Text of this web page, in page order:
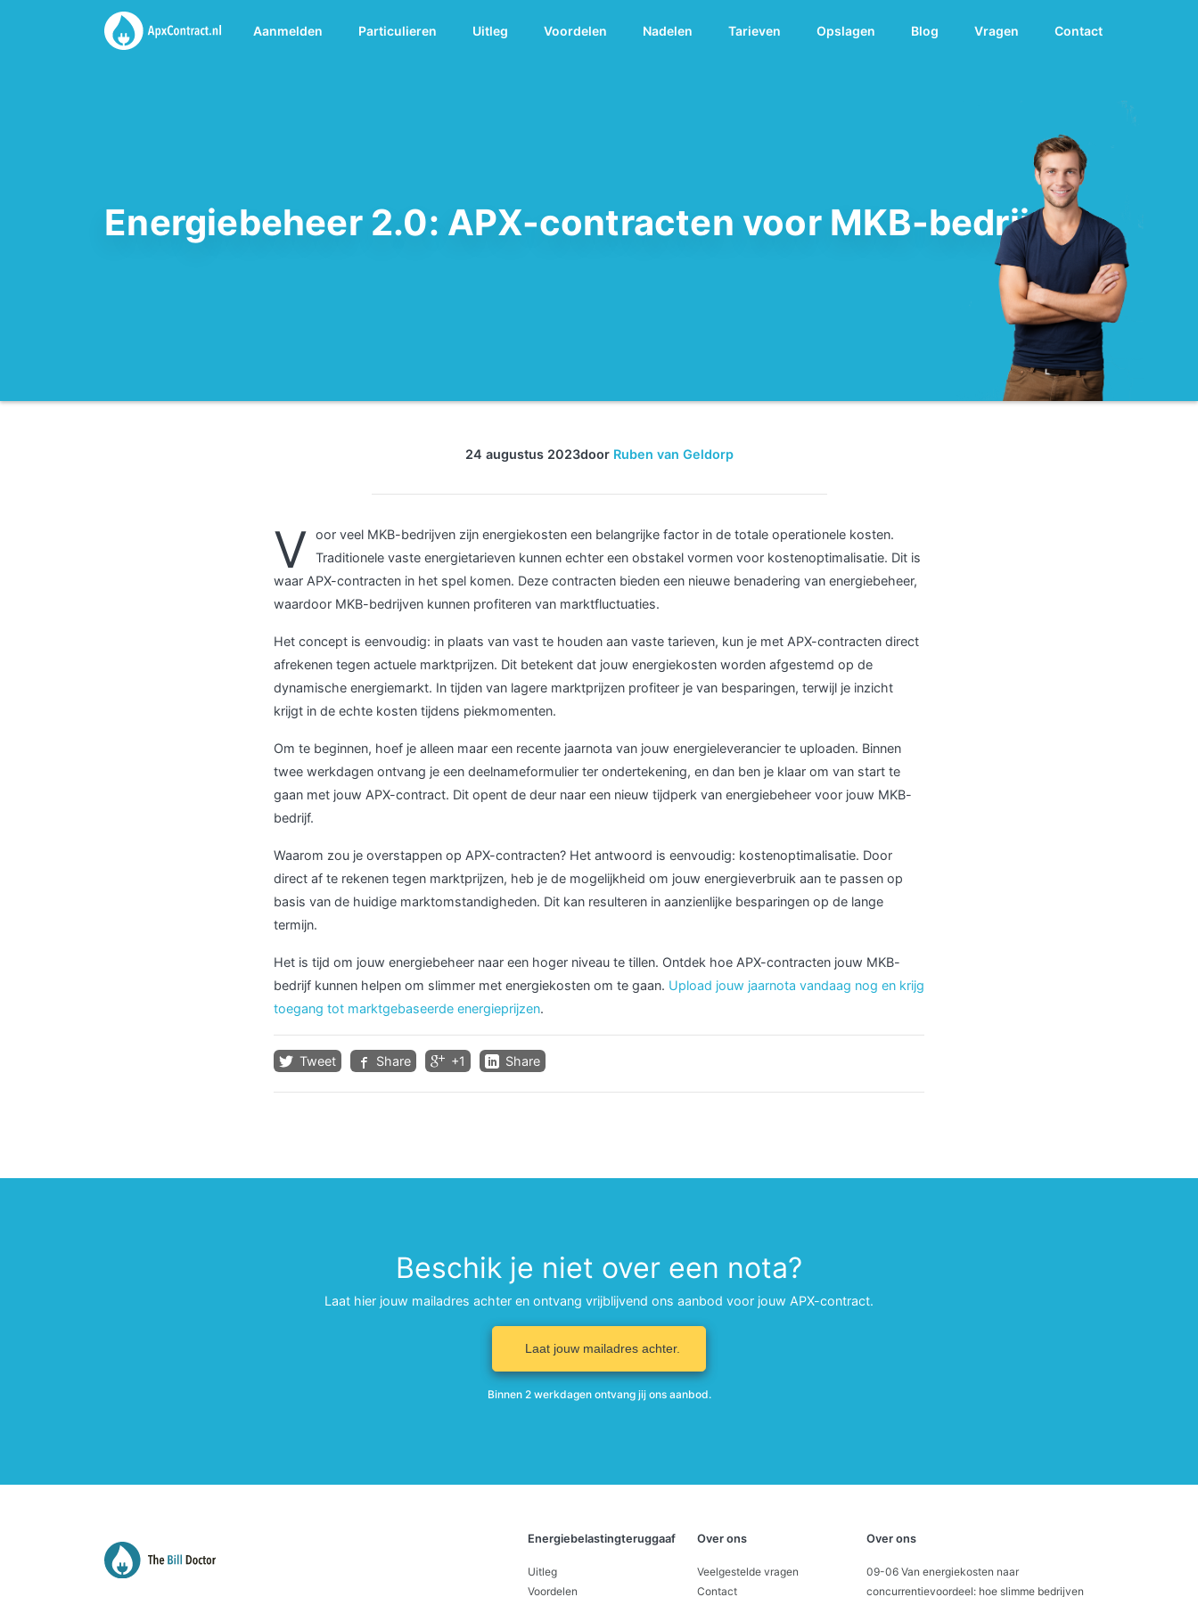
Aanmelden Particulieren Uitleg Voordelen Nadelen Tarieven Opslagen Blog Vragen Contact
Energiebeheer 2.0: APX-contracten voor MKB-bedrijven
24 augustus 2023door Ruben van Geldorp
V oor veel MKB-bedrijven zijn energiekosten een belangrijke factor in de totale operationele kosten.
Traditionele vaste energietarieven kunnen echter een obstakel vormen voor kostenoptimalisatie. Dit is
waar APX-contracten in het spel komen. Deze contracten bieden een nieuwe benadering van energiebeheer,
waardoor MKB-bedrijven kunnen profiteren van marktfluctuaties.
Het concept is eenvoudig: in plaats van vast te houden aan vaste tarieven, kun je met APX-contracten direct
afrekenen tegen actuele marktprijzen. Dit betekent dat jouw energiekosten worden afgestemd op de
dynamische energiemarkt. In tijden van lagere marktprijzen profiteer je van besparingen, terwijl je inzicht
krijgt in de echte kosten tijdens piekmomenten.
Om te beginnen, hoef je alleen maar een recente jaarnota van jouw energieleverancier te uploaden. Binnen
twee werkdagen ontvang je een deelnameformulier ter ondertekening, en dan ben je klaar om van start te
gaan met jouw APX-contract. Dit opent de deur naar een nieuw tijdperk van energiebeheer voor jouw MKB-
bedrijf.
Waarom zou je overstappen op APX-contracten? Het antwoord is eenvoudig: kostenoptimalisatie. Door
direct af te rekenen tegen marktprijzen, heb je de mogelijkheid om jouw energieverbruik aan te passen op
basis van de huidige marktomstandigheden. Dit kan resulteren in aanzienlijke besparingen op de lange
termijn.
Het is tijd om jouw energiebeheer naar een hoger niveau te tillen. Ontdek hoe APX-contracten jouw MKB-
bedrijf kunnen helpen om slimmer met energiekosten om te gaan. Upload jouw jaarnota vandaag nog en krijg
toegang tot marktgebaseerde energieprijzen.
Tweet Share +1 Share
Beschik je niet over een nota?
Laat hier jouw mailadres achter en ontvang vrijblijvend ons aanbod voor jouw APX-contract.
Laat jouw mailadres achter.
Binnen 2 werkdagen ontvang jij ons aanbod.
Energiebelastingteruggaaf
Uitleg
Voordelen
Over ons
Veelgestelde vragen
Contact
Over ons
09-06 Van energiekosten naar
concurrentievoordeel: hoe slimme bedrijven